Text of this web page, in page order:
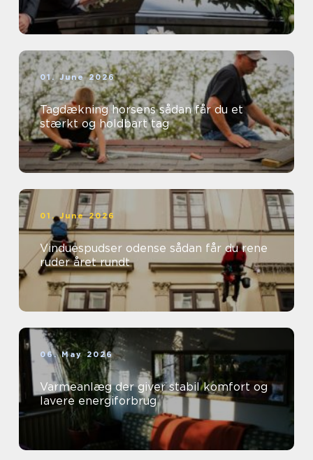
01. June 2026
Tagdækning horsens sådan får du et
stærkt og holdbart tag
01. June 2026
Vinduespudser odense sådan får du rene
ruder året rundt
06. May 2026
Varmeanlæg der giver stabil komfort og
lavere energiforbrug